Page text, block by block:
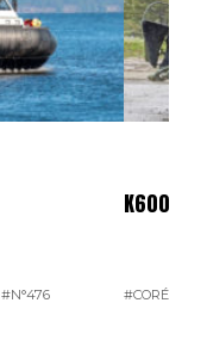
#N°476
K600
#CORÉE DU